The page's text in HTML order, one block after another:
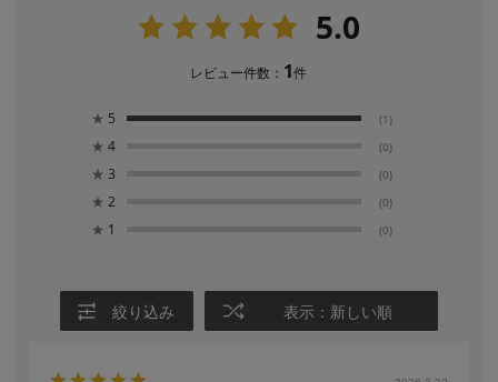
5.0
レビュー件数： 1件
★ 5 (1)
★ 4 (0)
★ 3 (0)
★ 2 (0)
★ 1 (0)
絞り込み 表示：新しい順